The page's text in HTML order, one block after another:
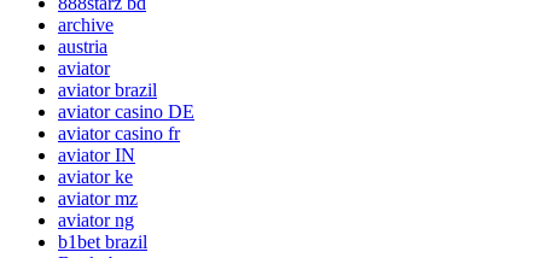
archive
austria
aviator
aviator brazil
aviator casino DE
aviator casino fr
aviator IN
aviator ke
aviator mz
aviator ng
b1bet brazil